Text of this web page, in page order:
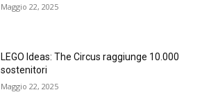
Maggio 22, 2025
LEGO Ideas: The Circus raggiunge 10.000
sostenitori
Maggio 22, 2025